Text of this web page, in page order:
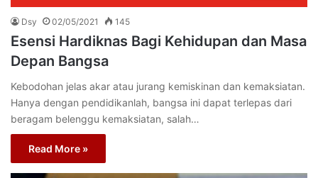
Dsy 02/05/2021 145
Esensi Hardiknas Bagi Kehidupan dan Masa
Depan Bangsa
Kebodohan jelas akar atau jurang kemiskinan dan kemaksiatan.
Hanya dengan pendidikanlah, bangsa ini dapat terlepas dari
beragam belenggu kemaksiatan, salah…
Read More »